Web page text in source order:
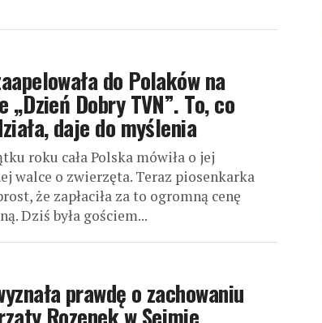
do Polaków na
„Dzień Dobry TVN”. To, co
daje do myślenia
roku cała Polska mówiła o jej
walce o zwierzęta. Teraz piosenkarka
że zapłaciła za to ogromną cenę
Dziś była gościem...
prawdę o zachowaniu
Rozenek w Sejmie.